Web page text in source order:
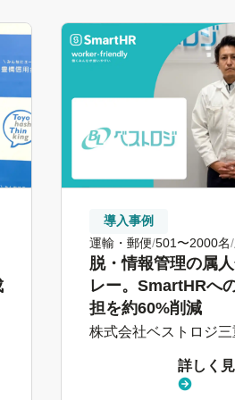
導入事例
運輸・郵便 501〜2000名
脱・情報管理の属
レー。SmartHRへ
担を約60%削減
株式会社ベストロジ三
詳しく